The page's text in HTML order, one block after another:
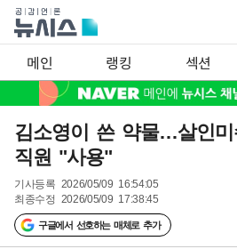
메인 랭킹 섹션
김소영이 쓴 약물…살인미
직원 "사용"
기사등록 2026/05/09 16:54:05
최종수정 2026/05/09 17:38:45
구글에서 선호하는 매체로 추가